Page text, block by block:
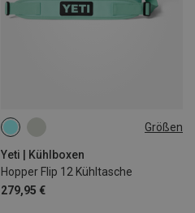
Größen
Yeti | Kühlboxen
Hopper Flip 12 Kühltasche
279,95 €
12L